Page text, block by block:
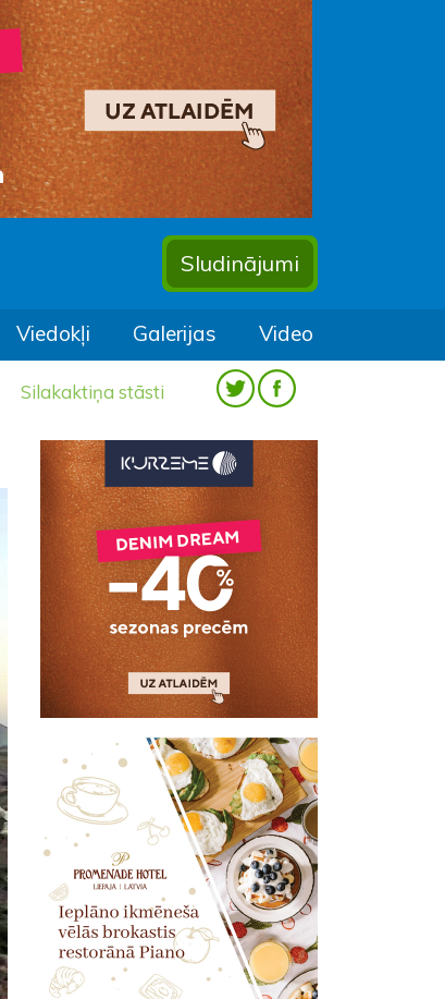
Sludinājumi
Viedokļi Galerijas Video
Silakaktiņa stāsti